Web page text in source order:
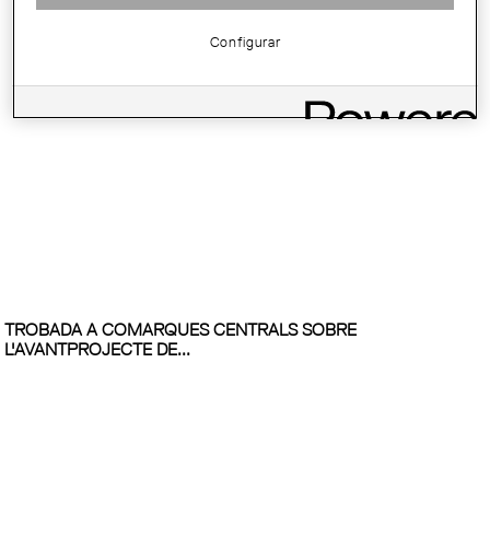
TROBADA A COMARQUES CENTRALS SOBRE
L'AVANTPROJECTE DE...
Configurar